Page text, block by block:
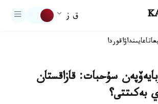
ق ز
تاعايىنداۋاقوردا
سۇحبات: قازاقستان
بەكىتتى؟